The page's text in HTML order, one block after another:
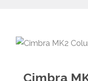
Cimbra